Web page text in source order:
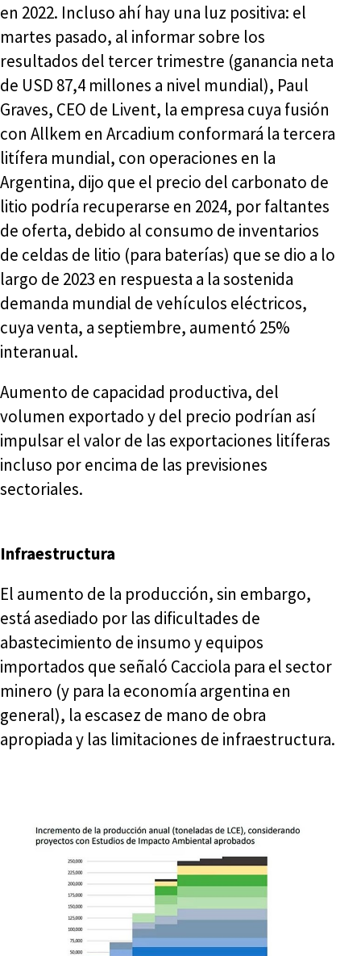
en 2022. Incluso ahí hay una luz positiva: el
martes pasado, al informar sobre los
resultados del tercer trimestre (ganancia neta
de USD 87,4 millones a nivel mundial), Paul
Graves, CEO de Livent, la empresa cuya fusión
con Allkem en Arcadium conformará la tercera
litífera mundial, con operaciones en la
Argentina, dijo que el precio del carbonato de
litio podría recuperarse en 2024, por faltantes
de oferta, debido al consumo de inventarios
de celdas de litio (para baterías) que se dio a lo
largo de 2023 en respuesta a la sostenida
demanda mundial de vehículos eléctricos,
cuya venta, a septiembre, aumentó 25%
interanual.
Aumento de capacidad productiva, del
volumen exportado y del precio podrían así
impulsar el valor de las exportaciones litíferas
incluso por encima de las previsiones
sectoriales.
Infraestructura
El aumento de la producción, sin embargo,
está asediado por las dificultades de
abastecimiento de insumo y equipos
importados que señaló Cacciola para el sector
minero (y para la economía argentina en
general), la escasez de mano de obra
apropiada y las limitaciones de infraestructura.